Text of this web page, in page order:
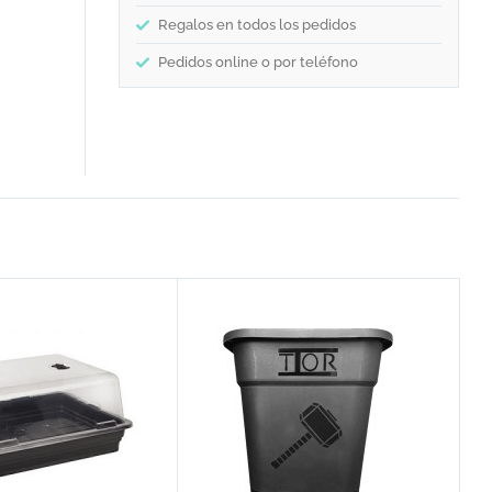
Regalos en todos los pedidos
Pedidos online o por teléfono